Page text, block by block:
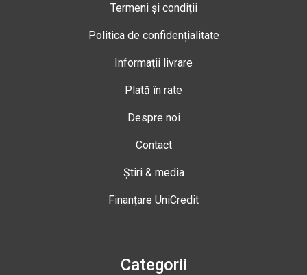
Termeni și condiții
Politica de confidențialitate
Informații livrare
Plată în rate
Despre noi
Contact
Știri & media
Finanțare UniCredit
Categorii